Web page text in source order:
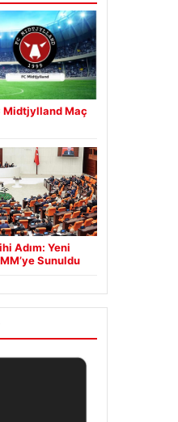
Midtjylland Maç
Adım: Yeni
Sunuldu